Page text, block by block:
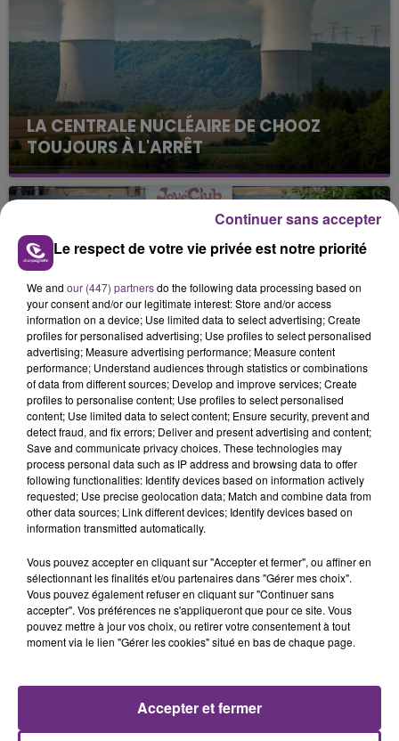
LA CENTRALE NUCLÉAIRE DE CHOOZ
TOUJOURS À L'ARRÊT
Cela fait déjà une semaine que la centrale
nucléaire ardennaise est à l'arrêt. Une situation
justifiée par la sécheresse intense qui est toujours
présente.
LE MAGASIN JOUÉCLUB DE REIMS FERME
SES PORTES
C'était l'une des institutions du centre-ville
rémois. Le magasin JouéClub est contraint de
fermer ses portes.
TITRES DIFFUSÉS
10h07
10h07
ZAHO & MC SOLAAR
Comme Caroline
10h04
10h04
NIRVANA
Come As You Are
Le respect de votre vie privée est notre priorité
We and our (447) partnersdo the following data processing based on
your consent and/or our legitimate interest: Store and/or access
information on a device; Use limited data to select advertising; Create
profiles for personalised advertising; Use profiles to select personalised
advertising; Measure advertising performance; Measure content
performance; Understand audiences through statistics or combinations
of data from different sources; Develop and improve services; Create
profiles to personalise content; Use profiles to select personalised
content; Use limited data to select content; Ensure security, prevent and
detect fraud, and fix errors; Deliver and present advertising and content;
Save and communicate privacy choices. These technologies may
process personal data such as IP address and browsing data to offer
following functionalities: Identify devices based on information actively
requested; Use precise geolocation data; Match and combine data from
other data sources; Link different devices; Identify devices based on
information transmitted automatically.
Vous pouvez accepter en cliquant sur "Accepter et fermer", ou affiner en
sélectionnant les finalités et/ou partenaires dans "Gérer mes choix".
Vous pouvez également refuser en cliquant sur "Continuer sans
accepter". Vos préférences ne s'appliqueront que pour ce site. Vous
pouvez mettre à jour vos choix, ou retirer votre consentement à tout
moment via le lien "Gérer les cookies" situé en bas de chaque page.
Accepter et fermer
Continuer sans accepter